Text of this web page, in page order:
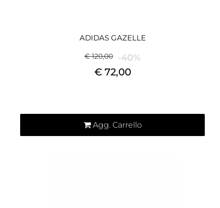
ADIDAS GAZELLE
€ 120,00 -40%
€ 72,00
Agg. Carrello